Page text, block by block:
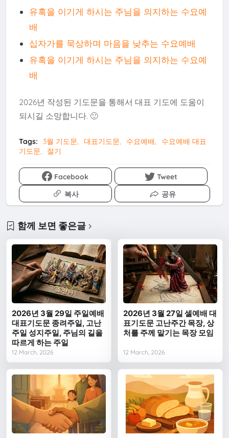
유혹을 이기게 하시는 주님을 의지하는 수요예
배
십자가를 묵상하며 마음을 낮추는 수요예배
유혹을 이기게 하시는 주님을 의지하는 수요예
배
2026년 작성된 기도문을 통해서 대표 기도에 도움이
되시길 소망합니다. 🙂
Tags: 3월 기도문 대표기도문 수요예배
수요예배 대표
기도문
절기
Facebook
Tweet
복사
공유
함께 보면 좋은글
2026년 3월 29일 주일예배
대표기도문 종려주일, 고난
주일 성지주일, 주님의 길을
따르게 하는 주일
12 March, 2026
2026년 3월 27일 셀예배 대
표기도문 고난주간 목장, 상
처를 주께 맡기는 목장 모임
12 March, 2026
↑